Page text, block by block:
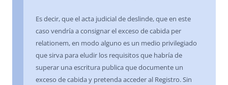
Es decir, que el acta judicial de deslinde, que en este
caso vendría a consignar el exceso de cabida per
relationem, en modo alguno es un medio privilegiado
que sirva para eludir los requisitos que habría de
superar una escritura publica que documente un
exceso de cabida y pretenda acceder al Registro. Sin